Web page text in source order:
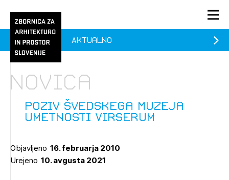
PRIJAVA
Članstvo
Praksa
O ZAPS
1/1
Pozdravljeni
Poziv švedskega Muzeja
umetnosti Virserum
Novica
Aktualno
Objavljeno 16. februarja 2010
Urejeno 10. avgusta 2021
1/2
Prijava na novičnik
Novičnike. Označite svojo izbiro.
Novičnike vam bomo pošiljali na vaš elektronski naslov.